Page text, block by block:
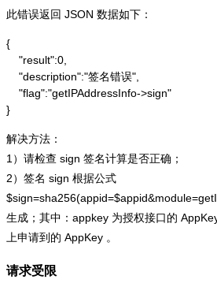
此错误返回 JSON 数据如下：
{
    "result":0,
    "description":"签名错误",
    "flag":"getIPAddressInfo->sign"
}
解决方法：
1）请检查 sign 签名计算是否正确；
2）签名 sign 根据公式
生成；其中：appkey 为授权接口的
上申请到的 AppKey 。
请求受限